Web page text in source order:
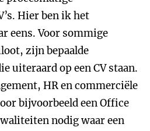
Hier ben ik het
eens. Voor sommige
zijn bepaalde
uiteraard op een CV staan.
HR en commerciële
bijvoorbeeld een Office
nodig waar een